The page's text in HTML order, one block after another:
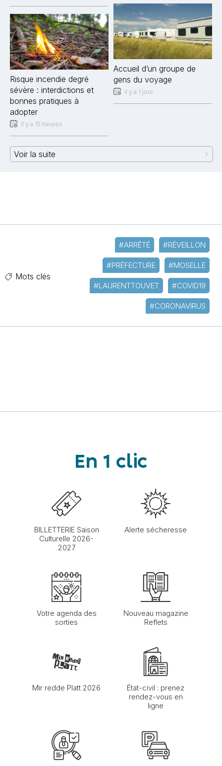
Risque incendie degré
sévère : interdictions et
bonnes pratiques à
adopter
Il y a 15 heures
Accueil d’un groupe de
gens du voyage
Il y a 1 jour
Voir la suite
Mots clés
#ARRÊTÉ #RÉVEILLON
#PRÉFECTURE #MOSELLE
#LAURENTTOUVET #COVID19
#CORONAVIRUS
En 1 clic
BILLETTERIE Saison
Culturelle 2026-
2027
Alerte sécheresse
Votre agenda des
sorties
Nouveau magazine
Reflets
Mir redde Platt 2026
État-civil : prenez
rendez-vous en
ligne